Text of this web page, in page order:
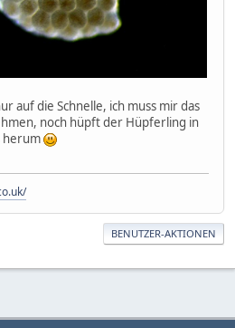
auf die Schnelle, ich muss mir das
noch hüpft der Hüpferling in
herum
BENUTZER-AKTIONEN